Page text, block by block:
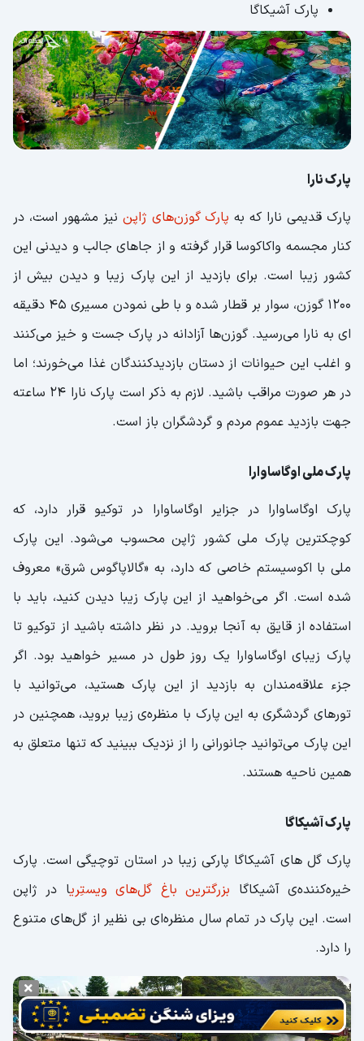
پارک آشیکاگا
پارک نارا
پارک قدیمی نارا که به پارک گوزن‌های ژاپن نیز مشهور است، در
کنار مجسمه واکاکوسا قرار گرفته و از جاهای جالب و دیدنی این
کشور زیبا است. برای بازدید از این پارک زیبا و دیدن بیش از
1200 گوزن، سوار بر قطار شده و با طی نمودن مسیری 45 دقیقه
ای به نارا می‌رسید. گوزن‌ها آزادانه در پارک جست و خیز می‌کنند
و اغلب این حیوانات از دستان بازدیدکنندگان غذا می‌خورند؛ اما
در هر صورت مراقب باشید. لازم به ذکر است پارک نارا 24 ساعته
جهت بازدید عموم مردم و گردشگران باز است.
پارک ملی اوگاساوارا
پارک اوگاساوارا در جزایر اوگاساوارا در توکیو قرار دارد، که
کوچکترین پارک ملی کشور ژاپن محسوب می‌شود. این پارک
ملی با اکوسیستم خاصی که دارد، به «گالاپاگوس شرق» معروف
شده است. اگر می‌‌خواهید از این پارک زیبا دیدن کنید، باید با
استفاده از قایق به آنجا بروید. در نظر داشته باشید از توکیو تا
پارک زیبای اوگاساوارا یک روز طول در مسیر خواهید بود. اگر
جزء علاقه‌مندان به بازدید از این پارک هستید، می‌توانید با
تورهای گردشگری به این پارک با منظره‌ی زیبا بروید، همچنین در
این پارک می‌توانید جانورانی را از نزدیک ببینید که تنها متعلق به
همین ناحیه هستند.
پارک آشیکاگا
پارک گل های آشیکاگا پارکی زیبا در استان توچیگی است. پارک
خیره‌کننده‌ی آشیکاگا بزرگترین باغ گل‌های ویستِریا در ژاپن
است. این پارک در تمام سال منظره‌ای بی نظیر از گل‌های متنوع
را دارد.